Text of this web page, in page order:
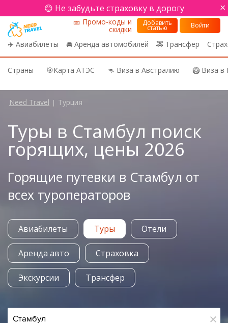
😊 Не забудьте страховку в дорогу ×
✈️ Авиабилеты 🚘 Аренда автомобилей 🚕 Трансфер
🎫 Промо-коды и
скидки
Добавить
статью Войти
Страны 🎯Карта АТЭС 🦘 Виза в Австралию 🥝 Виза
Need Travel | Турция
Туры в Стамбул поиск
горящих, цены 2026
Горящие путевки в Стамбул от
всех туроператоров
Авиабилеты Туры Отели
Аренда авто Страховка
Экскурсии Трансфер